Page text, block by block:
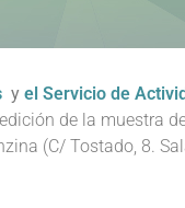
y el Servicio de
de la muestra
(C/ Tostado, 8.